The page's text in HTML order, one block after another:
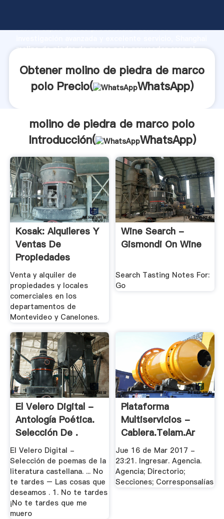
fuerte capacidad de producción, fuerza de
molino de piedra de marco polo proveedor crea el
Obtener molino de piedra de marco
polo Precio(
WhatsApp)
molino de piedra de marco polo
Introducción(
WhatsApp)
Kosak: Alquileres Y
Ventas De
Propiedades
Venta y alquiler de
propiedades y locales
comerciales en los
departamentos de
Montevideo y Canelones.
Wine Search -
Gismondi On Wine
Search Tasting Notes For:
Go
El Velero Digital -
Antología Poética.
Selección De .
El Velero Digital -
Selección de poemas de la
literatura castellana. ... No
te tardes – Las cosas que
deseamos . 1. No te tardes
¡No te tardes que me
muero
Plataforma
Multiservicios -
Cablera.telam.ar
Jue 16 de Mar 2017 -
23:21. Ingresar. Agencia.
Agencia; Directorio;
Secciones; Corresponsalías